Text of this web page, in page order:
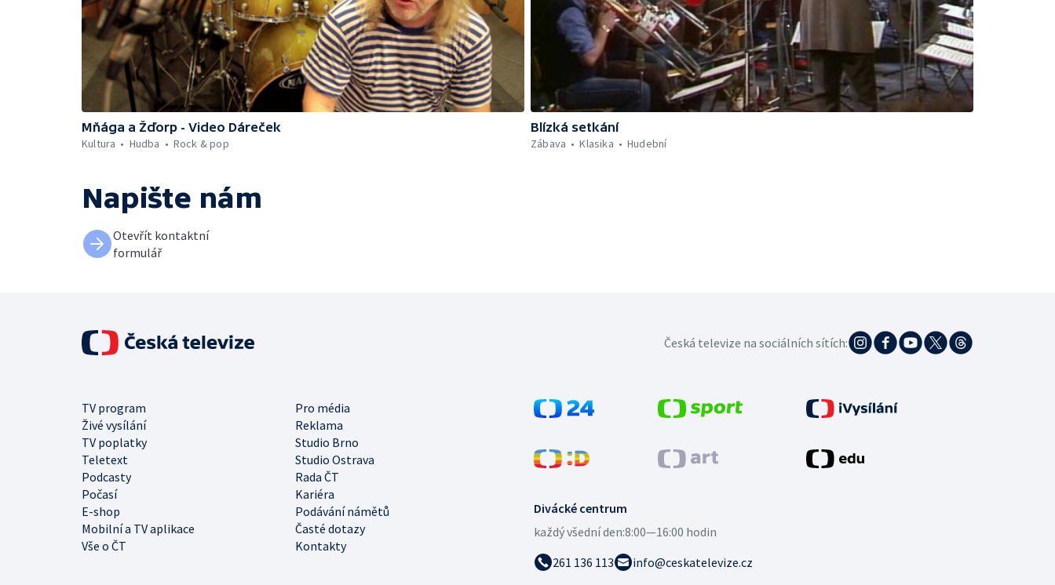
Mňága a Žďorp - Video Dáreček
Kultura
Hudba Rock & pop
Blízká setkání
Zábava
Klasika Hudební
Napište nám
Otevřít kontaktní
formulář
Divácké centrum
každý všední den:8:00—16:00 hodin
261 136 113
info@ceskatelevize.cz
TV program
Pro média
Živé vysílání
Reklama
TV poplatky
Studio Brno
Teletext
Studio Ostrava
Podcasty
Rada ČT
Počasí
Kariéra
E-shop
Podávání námětů
Mobilní a TV aplikace
Časté dotazy
Vše o ČT
Kontakty
Česká televize na sociálních sítích: